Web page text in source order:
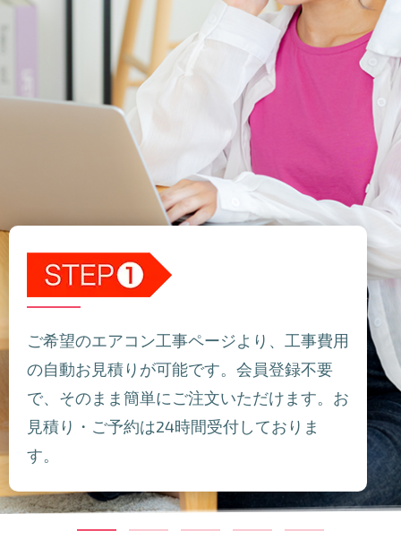
ご希望のエアコン工事ページより、工事費用
の自動お見積りが可能です。会員登録不要
で、そのまま簡単にご注文いただけます。お
見積り・ご予約は24時間受付しておりま
す。